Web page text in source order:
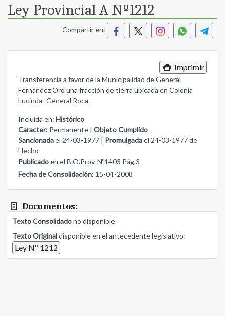
Ley Provincial A Nº1212
Compartir en:
Imprimir
Transferencia a favor de la Municipalidad de General
Fernández Oro una fracción de tierra ubicada en Colonia
Lucinda -General Roca-.
Incluida en: Histórico
Caracter: Permanente | Objeto Cumplido
Sancionadael 24-03-1977 | Promulgadael 24-03-1977 de
Hecho
Publicadoen el B.O.Prov. Nº1403 Pág.3
Fecha de Consolidación: 15-04-2008
Documentos:
Texto Consolidadono disponible
Texto Originaldisponible en el antecedente legislativo:
Ley Nº 1212